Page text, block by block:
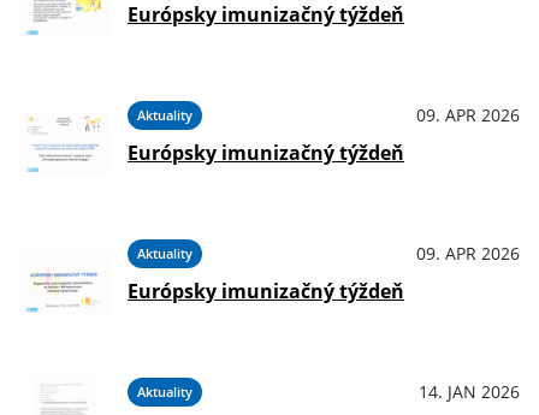
Európsky imunizačný týždeň
Aktuality 09. APR 2026
Európsky imunizačný týždeň
Aktuality 09. APR 2026
Európsky imunizačný týždeň
Aktuality 14. JAN 2026